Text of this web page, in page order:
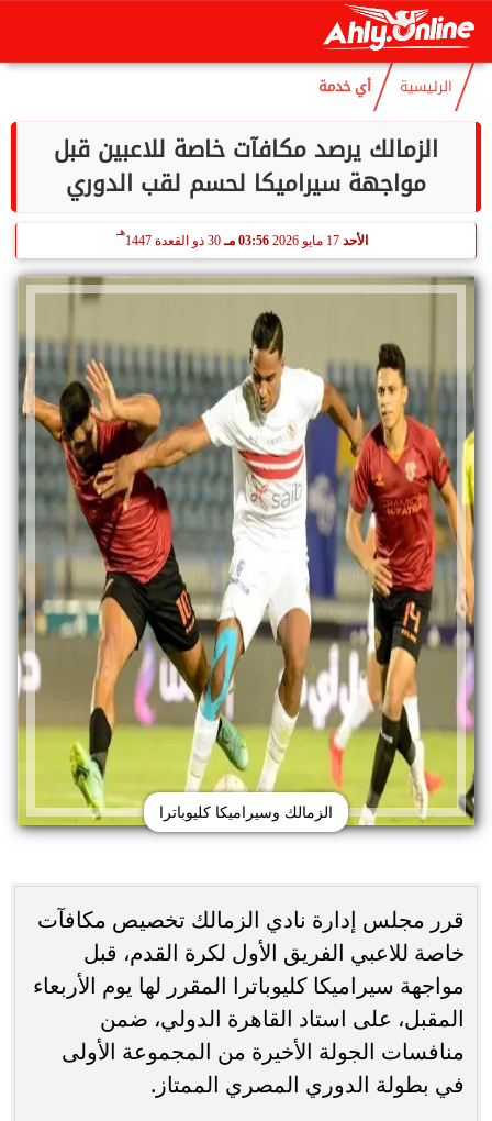
السبت
الرئيسية أي خدمة
الزمالك يرصد مكافآت خاصة للاعبين قبل
مواجهة سيراميكا لحسم لقب الدوري
الأحد 17 مايو 2026 03:56 مـ 30 ذو القعدة 1447
هـ
الزمالك وسيراميكا كليوباترا
قرر مجلس إدارة نادي الزمالك تخصيص مكافآت
خاصة للاعبي الفريق الأول لكرة القدم، قبل
مواجهة سيراميكا كليوباترا المقرر لها يوم الأربعاء
المقبل، على استاد القاهرة الدولي، ضمن
منافسات الجولة الأخيرة من المجموعة الأولى
في بطولة الدوري المصري الممتاز.